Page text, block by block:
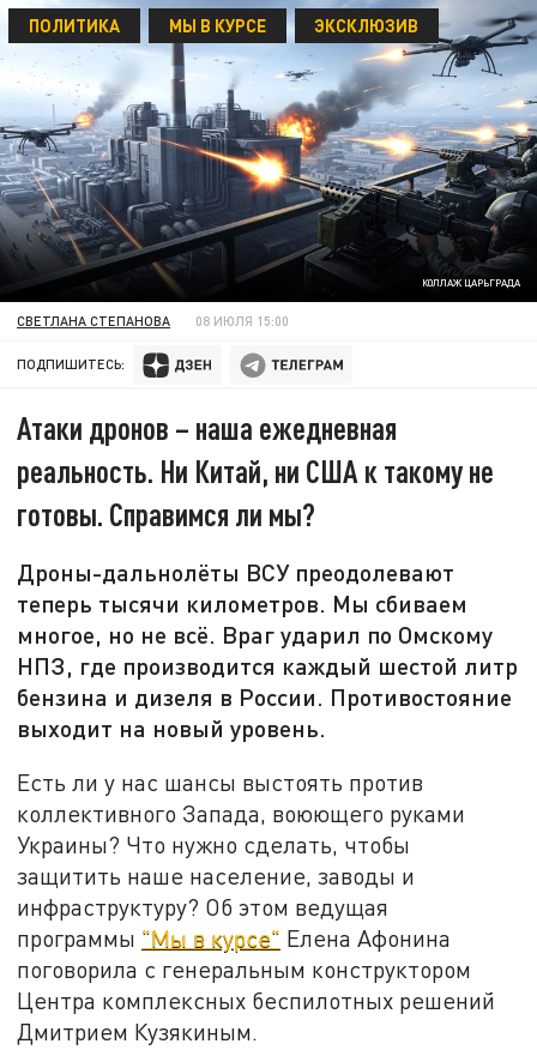
КОЛЛАЖ ЦАРЬГРАДА
ПОЛИТИКА МЫ В КУРСЕ ЭКСКЛЮЗИВ
СВЕТЛАНА СТЕПАНОВА 08 ИЮЛЯ 15:00
ПОДПИШИТЕСЬ:
Атаки дронов – наша ежедневная
реальность. Ни Китай, ни США к такому не
готовы. Справимся ли мы?
Дроны-дальнолёты ВСУ преодолевают
теперь тысячи километров. Мы сбиваем
многое, но не всё. Враг ударил по Омскому
НПЗ, где производится каждый шестой литр
бензина и дизеля в России. Противостояние
выходит на новый уровень.
Есть ли у нас шансы выстоять против
коллективного Запада, воюющего руками
Украины? Что нужно сделать, чтобы
защитить наше население, заводы и
инфраструктуру? Об этом ведущая
программы "Мы в курсе" Елена Афонина
поговорила с генеральным конструктором
Центра комплексных беспилотных решений
Дмитрием Кузякиным.